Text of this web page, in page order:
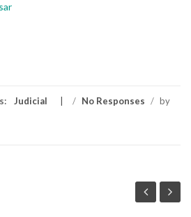
Judicial / No Responses / by